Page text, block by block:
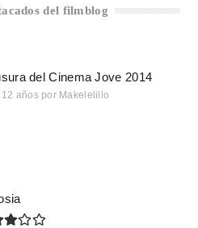
del filmblog
del Cinema Jove 2014
12 años por Makelelillo